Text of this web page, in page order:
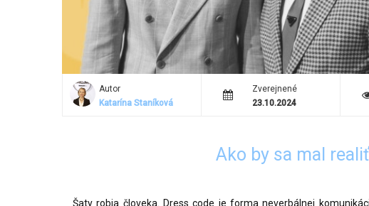
Autor
Katarína Staníková
Zverejnené
23.10.2024
Ako by sa mal
Šaty robia človeka. Dress code je forma neverbálnej